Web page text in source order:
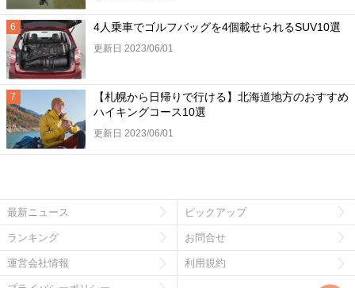
4人乗車でゴルフバッグを4個載せられるSUV10選
更新日 2023/06/01
【札幌から日帰りで行ける】北海道地方のおすすめ
ハイキングコース10選
更新日 2023/06/01
最新ニュース ピックアップ
ランキング お問合せ
運営会社情報 利用規約